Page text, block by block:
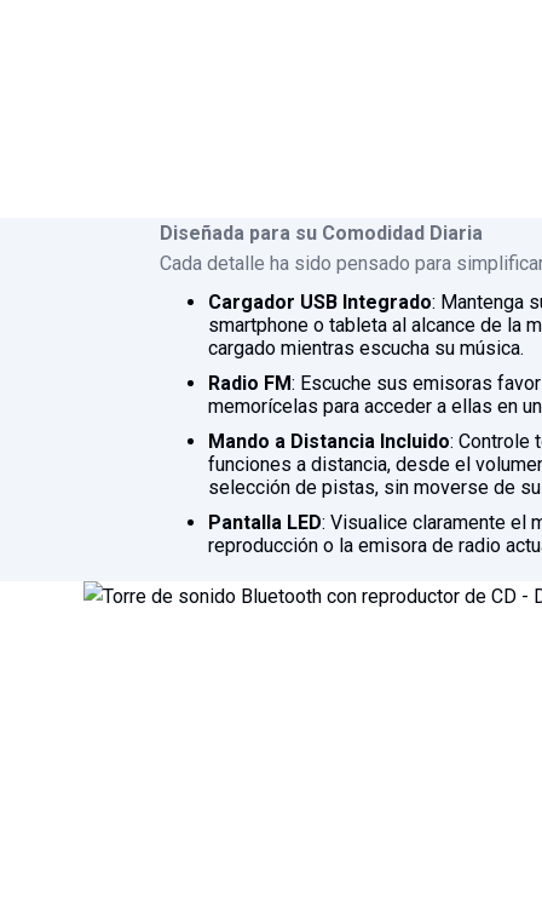
Diseñada para su Comodidad Diaria
Cada detalle ha sido pensado para
Cargador USB Integrado: Mantenga
smartphone o tableta al alcance de la
cargado mientras escucha su música.
Radio FM: Escuche sus emisoras
memorícelas para acceder a ellas en
Mando a Distancia Incluido: Controle
funciones a distancia, desde el
selección de pistas, sin moverse de
Pantalla LED: Visualice claramente el
reproducción o la emisora de radio